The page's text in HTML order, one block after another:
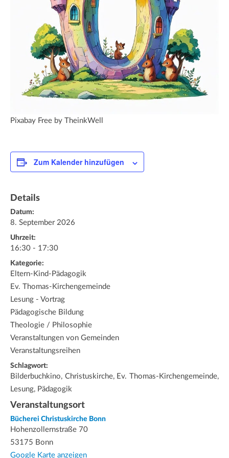
Pixabay Free by TheinkWell
Zum Kalender hinzufügen
Details
Datum:
8. September 2026
Uhrzeit:
16:30 - 17:30
Kategorie:
Eltern-Kind-Pädagogik
Ev. Thomas-Kirchengemeinde
Lesung - Vortrag
Pädagogische Bildung
Theologie / Philosophie
Veranstaltungen von Gemeinden
Veranstaltungsreihen
Schlagwort:
Bilderbuchkino, Christuskirche, Ev. Thomas-Kirchengemeinde,
Lesung, Pädagogik
Veranstaltungsort
Bücherei Christuskirche Bonn
Hohenzollernstraße 70
53175 Bonn
Google Karte anzeigen